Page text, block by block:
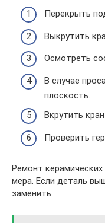
Перекрыть
Выкрутить
Осмотреть
В случае
плоскость.
Вкрутить
Проверить
Ремонт
мера. Если деталь
заменить.